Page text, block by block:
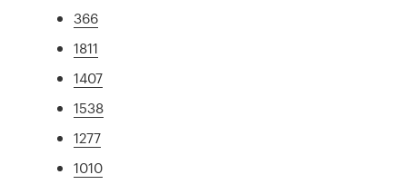
366
1811
1407
1538
1277
1010